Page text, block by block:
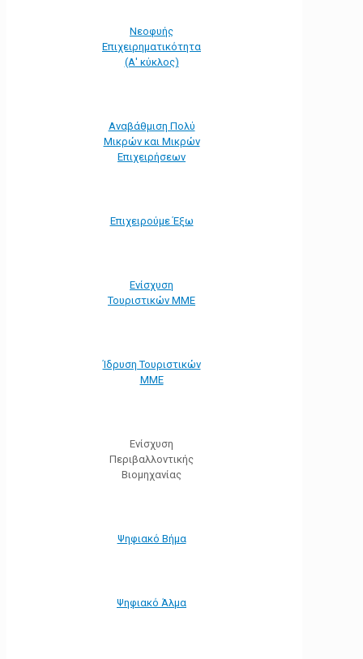
Νεοφυής
Επιχειρηματικότητα
(Α' κύκλος)
Αναβάθμιση Πολύ
Μικρών και Μικρών
Επιχειρήσεων
Επιχειρούμε Έξω
Ενίσχυση
Τουριστικών ΜΜΕ
Ίδρυση Τουριστικών
ΜΜΕ
Ενίσχυση
Περιβαλλοντικής
Βιομηχανίας
Ψηφιακό Βήμα
Ψηφιακό Άλμα